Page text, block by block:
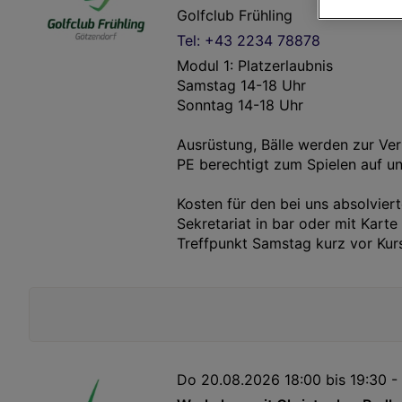
Golfclub Frühling
Tel: +43 2234 78878
Modul 1: Platzerlaubnis
Samstag 14-18 Uhr
Sonntag 14-18 Uhr
Ausrüstung, Bälle werden zur
PE berechtigt zum Spielen auf
Kosten für den bei uns
Sekretariat in bar oder mit Karte
Treffpunkt Samstag kurz vor
Do 20.08.2026 18:00 bis 19:30
Liste der